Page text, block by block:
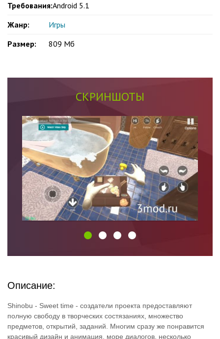
Требования:Android 5.1
Жанр:
Игры
Размер:
809 Мб
СКРИНШОТЫ
Описание:
Shinobu - Sweet time - создатели проекта предоставляют
полную свободу в творческих состязаниях, множество
предметов, открытий, заданий. Многим сразу же понравится
красивый дизайн и анимация, море диалогов, несколько